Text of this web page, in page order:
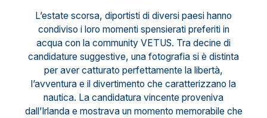
L’estate scorsa, diportisti di diversi paesi hanno
condiviso i loro momenti spensierati preferiti in
acqua con la community VETUS. Tra decine di
candidature suggestive, una fotografia si è distinta
per aver catturato perfettamente la libertà,
l’avventura e il divertimento che caratterizzano la
nautica. La candidatura vincente proveniva
dall’Irlanda e mostrava un momento memorabile che